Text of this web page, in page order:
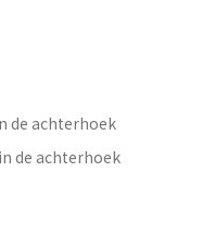
de achterhoek
de achterhoek